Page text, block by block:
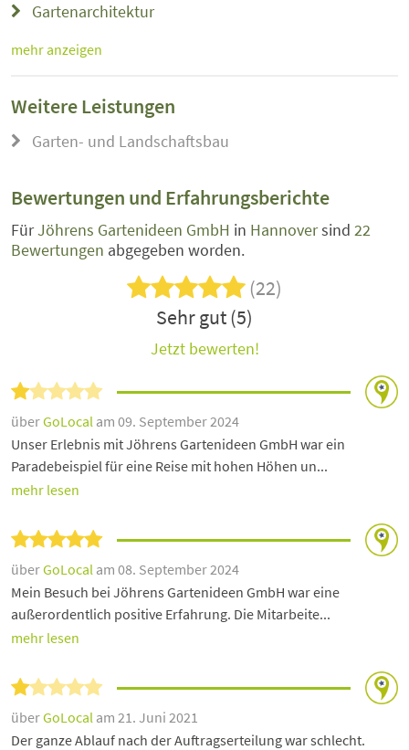
Gartenarchitektur
mehr anzeigen
Weitere Leistungen
Garten- und Landschaftsbau
Bewertungen und Erfahrungsberichte
FürJöhrens Gartenideen GmbH in Hannoversind 22
Bewertungen abgegeben worden.
(22)
Sehr gut (5)
Jetzt bewerten!
überGoLocal am 09. September 2024
Unser Erlebnis mit Jöhrens Gartenideen GmbH war ein
Paradebeispiel für eine Reise mit hohen Höhen un...
mehr lesen
überGoLocal am 08. September 2024
Mein Besuch bei Jöhrens Gartenideen GmbH war eine
außerordentlich positive Erfahrung. Die Mitarbeite...
mehr lesen
überGoLocal am 21. Juni 2021
Der ganze Ablauf nach der Auftragserteilung war schlecht.